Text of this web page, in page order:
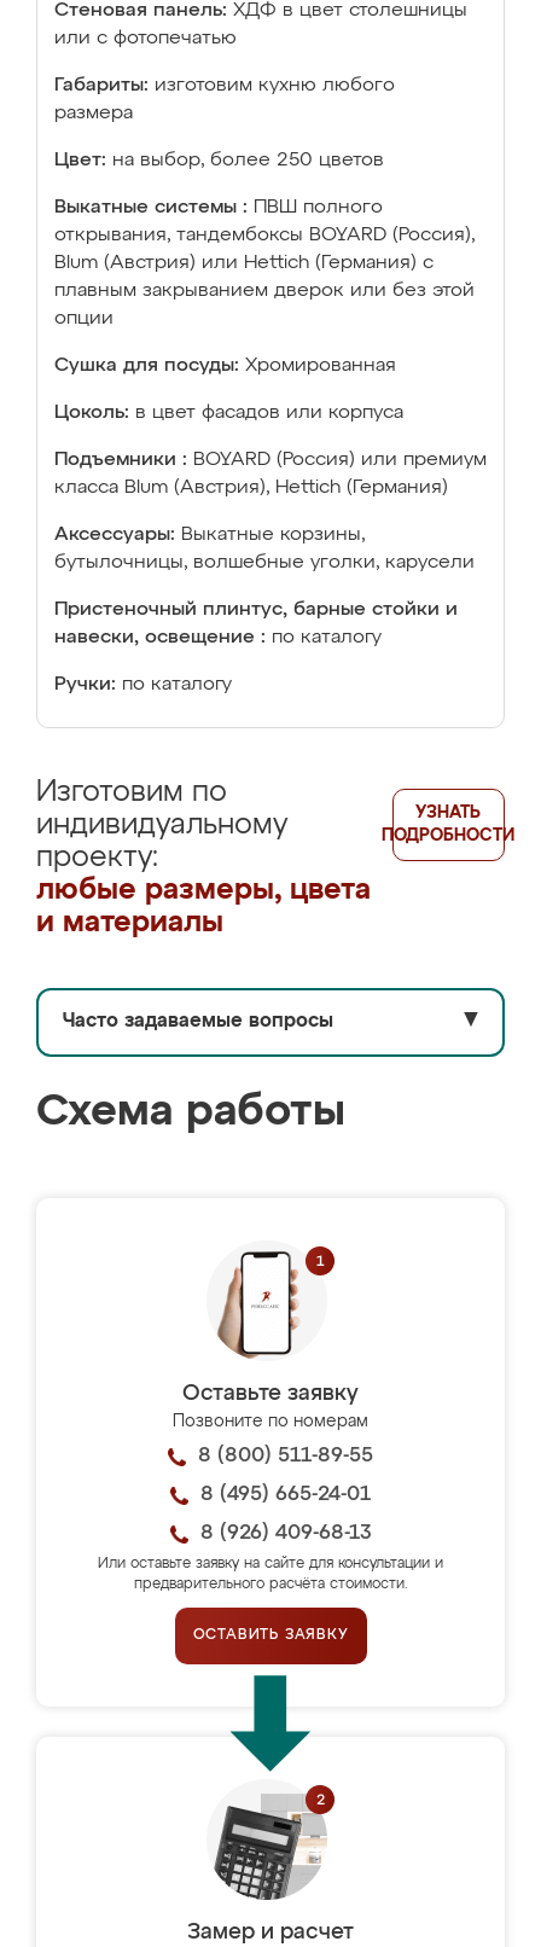
Стеновая панель: ХДФ в цвет столешницы
или с фотопечатью
Габариты: изготовим кухню любого
размера
Цвет: на выбор, более 250 цветов
Выкатные системы :
ПВШ полного
открывания, тандембоксы BOYARD (Россия),
Blum (Австрия) или Hettich (Германия) с
плавным закрыванием дверок или без этой
опции
Сушка для посуды: Хромированная
Цоколь: в цвет фасадов или корпуса
Подъемники : BOYARD (Россия) или премиум
класса Blum (Австрия), Hettich (Германия)
Аксессуары: Выкатные корзины,
бутылочницы, волшебные уголки, карусели
Пристеночный плинтус, барные стойки и
навески, освещение : по каталогу
Ручки: по каталогу
Изготовим по
индивидуальному
проекту:
любые размеры, цвета
и материалы
УЗНАТЬ
ПОДРОБНОСТИ
Часто задаваемые вопросы ▼
Схема работы
Оставьте заявку
Позвоните по номерам
8 (800) 511-89-55
8 (495) 665-24-01
8 (926) 409-68-13
Или оставьте заявку на сайте для консультации и
предварительного расчёта стоимости.
ОСТАВИТЬ ЗАЯВКУ
Замер и расчет